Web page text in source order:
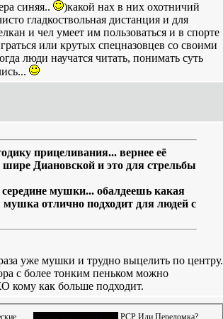
синяя..
)какой нах в них охотничий
гладкоствольная дистанция и для
и чел умеет им пользоваться и в спорте
или крутых спецназовцев со своими
люди научатся читать, понимать суть
прицеливания... вернее её
Диановской и это для стрельбы
мушки... обалдеешь какая
отлично подходит для людей с
уже мушки и трудно выцелить по центру.
с более тонким пеньком можно
кому как больше подходит.
PCP Или Переломка?